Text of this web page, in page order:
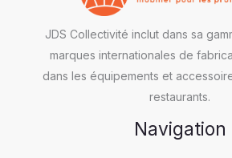
JDS Collectivité inclut dans sa
marques internationales de
dans les équipements et
restaurants.
Navigation